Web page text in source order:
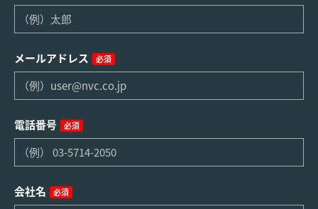
メールアドレス 必須
電話番号 必須
会社名 必須